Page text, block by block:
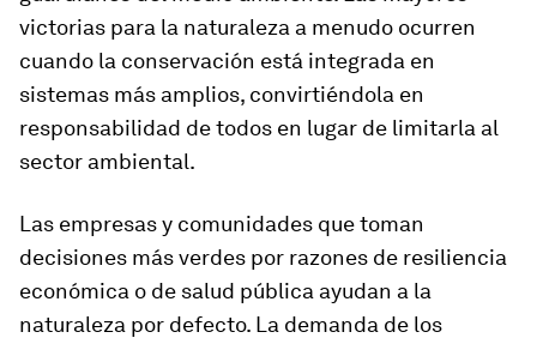
victorias para la naturaleza a menudo ocurren
cuando la conservación está integrada en
sistemas más amplios, convirtiéndola en
responsabilidad de todos en lugar de limitarla al
sector ambiental.
Las empresas y comunidades que toman
decisiones más verdes por razones de resiliencia
económica o de salud pública ayudan a la
naturaleza por defecto. La demanda de los